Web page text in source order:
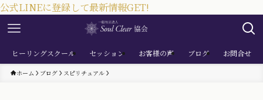
公式LINEに登録して最新情報GET!
ヒーリングスクール セッション お客様の声 ブログ お問合せ
ホーム ブログ スピリチュアル